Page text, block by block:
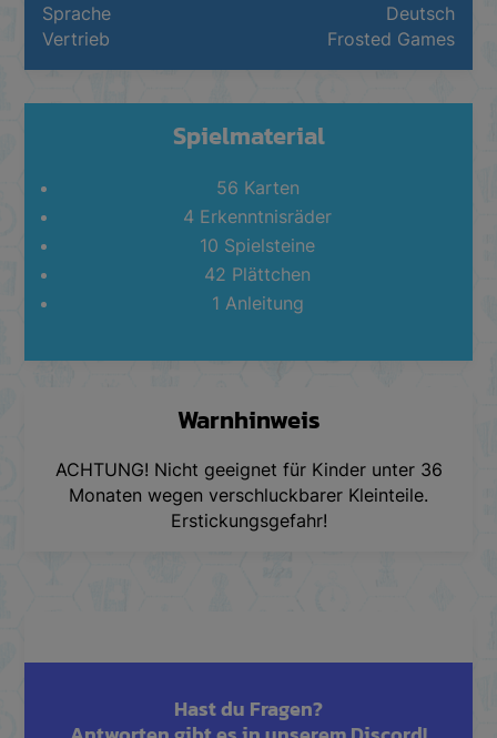
Sprache
Deutsch
Vertrieb
Frosted Games
Spielmaterial
56 Karten
4 Erkenntnisräder
10 Spielsteine
42 Plättchen
1 Anleitung
Warnhinweis
ACHTUNG! Nicht geeignet für Kinder unter 36
Monaten wegen verschluckbarer Kleinteile.
Erstickungsgefahr!
Hast du Fragen?